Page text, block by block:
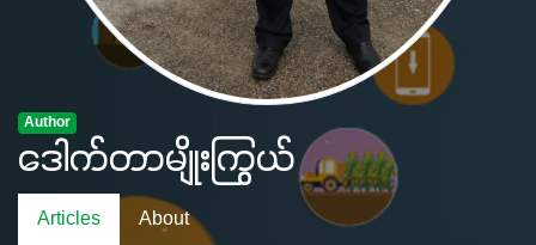
Author
ဒေါက်တာမျိုးကြွယ်
Articles About